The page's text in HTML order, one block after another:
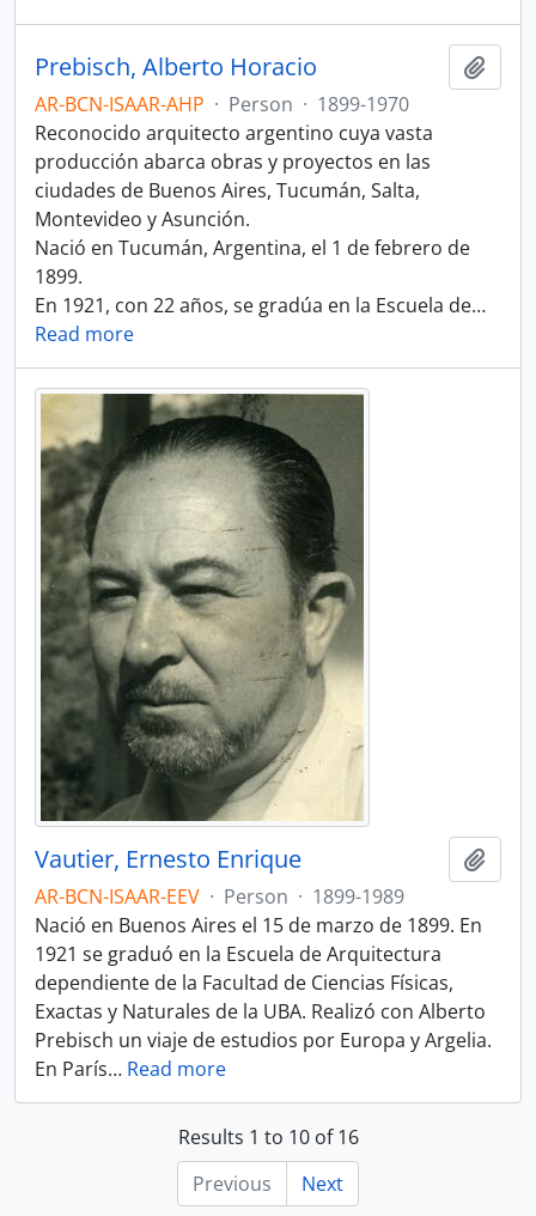
Prebisch, Alberto Horacio
AR-BCN-ISAAR-AHP · Person · 1899-1970
Reconocido arquitecto argentino cuya vasta
producción abarca obras y proyectos en las
ciudades de Buenos Aires, Tucumán, Salta,
Montevideo y Asunción.
Nació en Tucumán, Argentina, el 1 de febrero de
1899.
En 1921, con 22 años, se gradúa en la Escuela de…
Read more
Vautier, Ernesto Enrique
AR-BCN-ISAAR-EEV · Person · 1899-1989
Nació en Buenos Aires el 15 de marzo de 1899. En
1921 se graduó en la Escuela de Arquitectura
dependiente de la Facultad de Ciencias Físicas,
Exactas y Naturales de la UBA. Realizó con Alberto
Prebisch un viaje de estudios por Europa y Argelia.
En París… Read more
Results 1 to 10 of 16
Previous
Next